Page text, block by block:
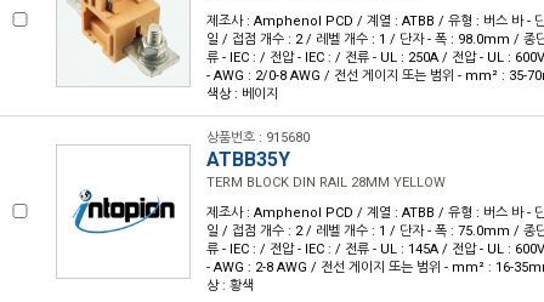
제조사 : Amphenol PCD / 계열 : ATBB / 유형 : 버스 바 -
일 / 접점 개수 : 2 / 레벨 개수 : 1 / 단자 - 폭 : 98.0mm / 종
류 - IEC : / 전압 - IEC : / 전류 - UL : 250A / 전압 - UL :
- AWG : 2/0-8 AWG / 전선 게이지 또는 범위 - mm² : 35-
색상 : 베이지
상품번호 : 915680
ATBB35Y
TERM BLOCK DIN RAIL 28MM YELLOW
제조사 : Amphenol PCD / 계열 : ATBB / 유형 : 버스 바 -
일 / 접점 개수 : 2 / 레벨 개수 : 1 / 단자 - 폭 : 75.0mm / 종
류 - IEC : / 전압 - IEC : / 전류 - UL : 145A / 전압 - UL :
- AWG : 2-8 AWG / 전선 게이지 또는 범위 - mm² : 16-
상 : 황색